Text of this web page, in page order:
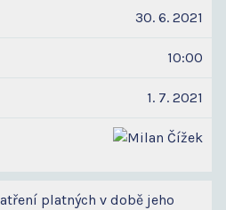
30. 6. 2021
10:00
1. 7. 2021
platných v době jeho